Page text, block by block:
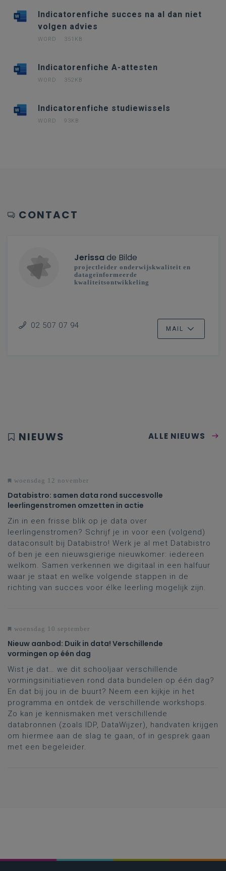
Indicatorenfiche succes na al dan niet
volgen advies
WORD 351KB
Indicatorenfiche A-attesten
WORD 352KB
Indicatorenfiche studiewissels
WORD 93KB
CONTACT
Jerissade Bilde
projectleider onderwijskwaliteit en
datageïnformeerde
kwaliteitsontwikkeling
02 507 07 94 MAIL
NIEUWS ALLE NIEUWS
woensdag 12 november
Databistro: samen data rond succesvolle
leerlingenstromen omzetten in actie
Zin in een frisse blik op je data over
leerlingenstromen? Schrijf je in voor een (volgend)
dataconsult bij Databistro! Werk je al met Databistro
of ben je een nieuwsgierige nieuwkomer: iedereen
welkom. Samen verkennen we digitaal in een halfuur
waar je staat en welke volgende stappen in de
richting van succes voor élke leerling mogelijk zijn.
woensdag 10 september
Nieuw aanbod: Duik in data! Verschillende
vormingen op één dag
Wist je dat… we dit schooljaar verschillende
vormingsinitiatieven rond data bundelen op één dag?
En dat bij jou in de buurt? Neem een kijkje in het
programma en ontdek de verschillende workshops.
Zo kan je kennismaken met verschillende
databronnen (zoals IDP, DataWijzer), handvaten krijgen
om hiermee aan de slag te gaan, of in gesprek gaan
met een begeleider.